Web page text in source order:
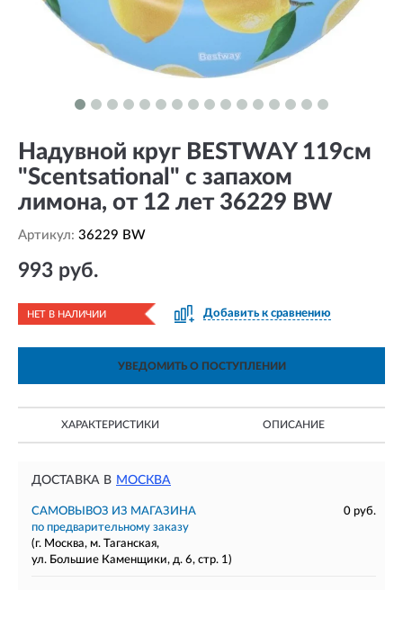
Надувной круг BESTWAY 119см
"Scentsational" с запахом
лимона, от 12 лет 36229 BW
Артикул: 36229 BW
993 руб.
НЕТ В НАЛИЧИИ Добавить к сравнению
УВЕДОМИТЬ О ПОСТУПЛЕНИИ
ХАРАКТЕРИСТИКИ ОПИСАНИЕ
ДОСТАВКА В МОСКВА
САМОВЫВОЗ ИЗ МАГАЗИНА
0 руб.
по предварительному заказу
(г. Москва, м. Таганская,
ул. Большие Каменщики, д. 6, стр. 1)